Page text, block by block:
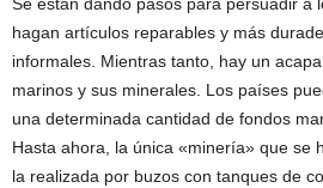
hagan artículos reparables y más
informales. Mientras tanto, hay un
marinos y sus minerales. Los países
una determinada cantidad de fondos
Hasta ahora, la única «minería» que se
la realizada por buzos con tanques de